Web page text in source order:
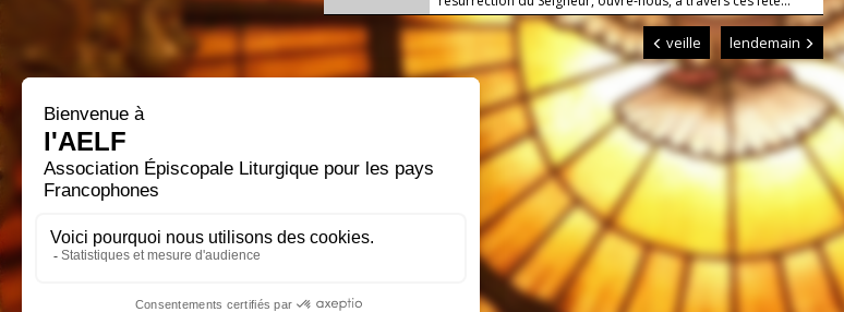
veille lendemain